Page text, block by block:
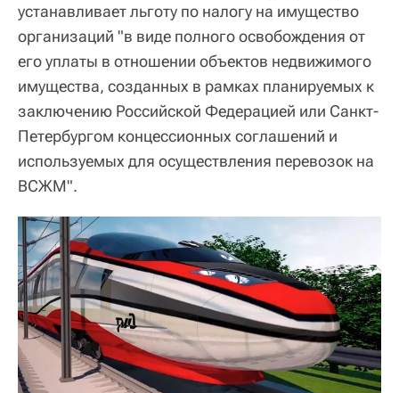
устанавливает льготу по налогу на имущество
организаций "в виде полного освобождения от
его уплаты в отношении объектов недвижимого
имущества, созданных в рамках планируемых к
заключению Российской Федерацией или Санкт-
Петербургом концессионных соглашений и
используемых для осуществления перевозок на
ВСЖМ".